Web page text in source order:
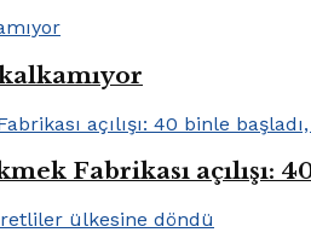
Fabrikası açılışı: